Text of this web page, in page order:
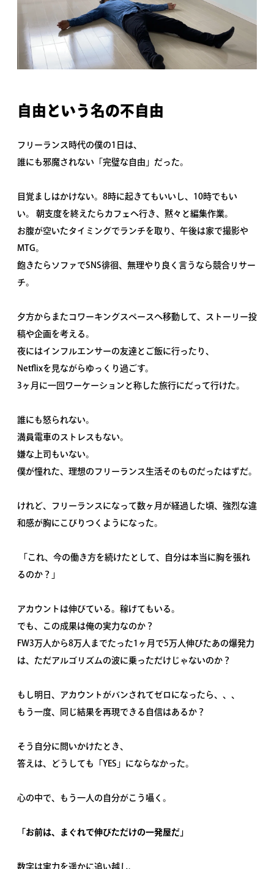
自由という名の不自由
フリーランス時代の僕の1日は、
誰にも邪魔されない「完璧な自由」だった。
目覚ましはかけない。8時に起きてもいいし、10時でもい
い。 朝支度を終えたらカフェへ行き、黙々と編集作業。
お腹が空いたタイミングでランチを取り、午後は家で撮影や
MTG。
飽きたらソファでSNS徘徊、無理やり良く言うなら競合リサー
チ。
夕方からまたコワーキングスペースへ移動して、ストーリー投
稿や企画を考える。
夜にはインフルエンサーの友達とご飯に行ったり、
Netflixを見ながらゆっくり過ごす。
3ヶ月に一回ワーケーションと称した旅行にだって行けた。
誰にも怒られない。
満員電車のストレスもない。
嫌な上司もいない。
僕が憧れた、理想のフリーランス生活そのものだったはずだ。
けれど、フリーランスになって数ヶ月が経過した頃、強烈な違
和感が胸にこびりつくようになった。
「これ、今の働き方を続けたとして、自分は本当に胸を張れ
るのか？」
アカウントは伸びている。稼げてもいる。
でも、この成果は俺の実力なのか？
FW3万人から8万人までたった1ヶ月で5万人伸びたあの爆発力
は、ただアルゴリズムの波に乗っただけじゃないのか？
もし明日、アカウントがバンされてゼロになったら、、、
もう一度、同じ結果を再現できる自信はあるか？
そう自分に問いかけたとき、
答えは、どうしても「YES」にならなかった。
心の中で、もう一人の自分がこう囁く。
「お前は、まぐれで伸びただけの一発屋だ」
数字は実力を遥かに追い越し、